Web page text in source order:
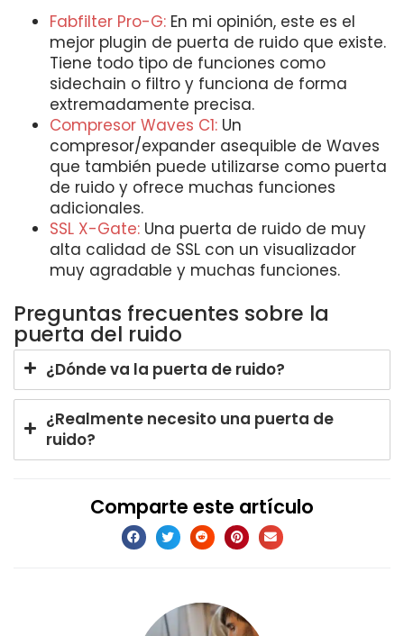
Fabfilter Pro-G: En mi opinión, este es el
mejor plugin de puerta de ruido que existe.
Tiene todo tipo de funciones como
sidechain o filtro y funciona de forma
extremadamente precisa.
Compresor Waves C1: Un
compresor/expander asequible de Waves
que también puede utilizarse como puerta
de ruido y ofrece muchas funciones
adicionales.
SSL X-Gate: Una puerta de ruido de muy
alta calidad de SSL con un visualizador
muy agradable y muchas funciones.
Preguntas frecuentes sobre la
puerta del ruido
¿Dónde va la puerta de ruido?
¿Realmente necesito una puerta de
ruido?
Comparte este artículo